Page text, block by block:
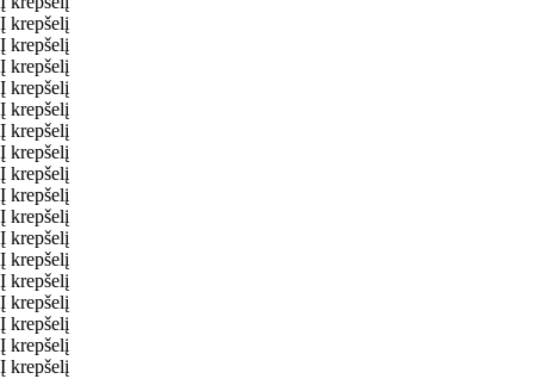
Į krepšelį
Į krepšelį
Į krepšelį
Į krepšelį
Į krepšelį
Į krepšelį
Į krepšelį
Į krepšelį
Į krepšelį
Į krepšelį
Į krepšelį
Į krepšelį
Į krepšelį
Į krepšelį
Į krepšelį
Į krepšelį
Į krepšelį